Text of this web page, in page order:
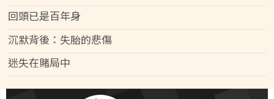
回頭已是百年身
沉默背後：失胎的悲傷
迷失在賭局中